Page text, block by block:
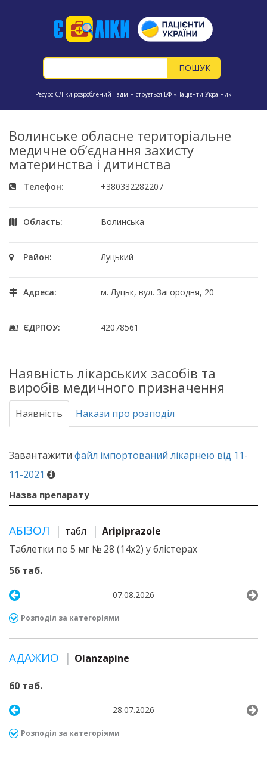
Ресурс ЄЛіки розроблений і адмініструється БФ «Пацієнти України»
Волинське обласне територіальне
медичне об’єднання захисту
материнства і дитинства
Телефон: +380332282207
Область: Волинська
Район: Луцький
Адреса: м. Луцьк, вул. Загородня, 20
ЄДРПОУ: 42078561
Наявність лікарських засобів та
виробів медичного призначення
Наявність Накази про розподіл
Завантажити файл імпортований лікарнею від 11-
11-2021
Назва препарату
АБІЗОЛ табл
Aripiprazole
Таблетки по 5 мг № 28 (14х2) у блістерах
56 таб.
07.08.2026
Розподіл за категоріями
АДАЖИО Olanzapine
60 таб.
28.07.2026
Розподіл за категоріями